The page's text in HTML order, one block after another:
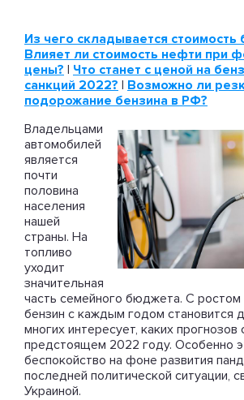
Из чего складывается стоимость
Влияет ли стоимость нефти при
цены? | Что станет с ценой на
санкций 2022? | Возможно ли
подорожание бензина в РФ?
Владельцами
автомобилей
является
почти
половина
населения
нашей
страны. На
топливо
уходит
значительная
часть семейного бюджета. С
бензин с каждым годом становится
многих интересует, каких прогнозов
предстоящем 2022 году. Особенно
беспокойство на фоне развития
последней политической ситуации,
Украиной.